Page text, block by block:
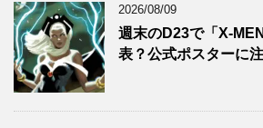
2026/08/09
週末のD23で「X-
表？公式ポスターに